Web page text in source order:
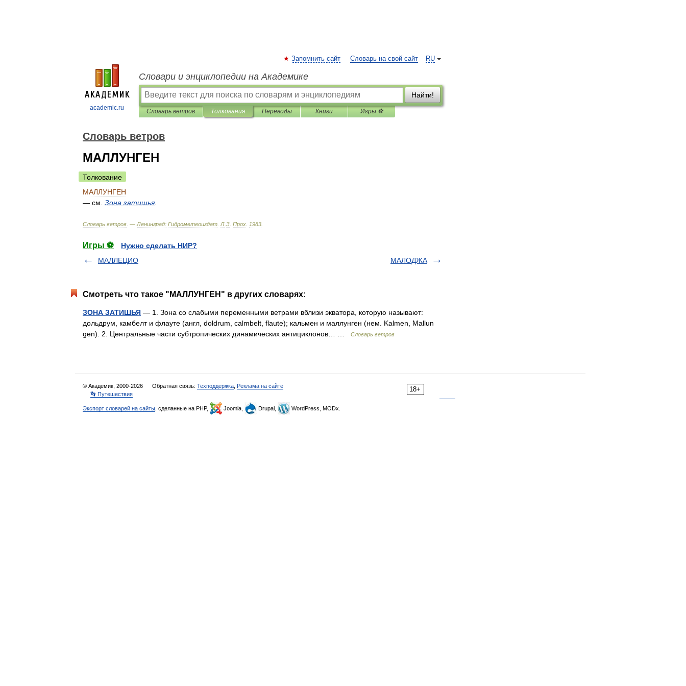
academic.ru
RU
Запомнить сайт Словарь на свой сайт
Словари и энциклопедии на Академике
Найти!
Словарь ветров Толкования Переводы Книги Игры ⚽
Словарь ветров
МАЛЛУНГЕН
Толкование
МАЛЛУНГЕН
— cм Зона затишья.
Словарь ветров . — Ленинград: Гидрометеоиздат Л З Прох 1983
Игры ⚽
Нужно сделать НИР?
МАЛЛЕЦИО
МАЛОДЖА
Смотреть что такое "МАЛЛУНГЕН" в других словарях:
ЗОНА ЗАТИШЬЯ — 1. Зона со слабыми переменными ветрами вблизи экватора, которую называют:
дольдрум, камбелт и флауте (англ, doldrum, calmbelt, flaute); кальмен и маллунген (нем. Kalmen, Mallun
gen). 2. Центральные части субтропических динамических антициклонов… …
Словарь ветров
18+
© Академик, 2000-2026 Обратная связь: Техподдержка Реклама на сайте
👣 Путешествия
Экспорт словарей на сайты , сделанные на PHP, Joomla, Drupal, WordPress, MODx.